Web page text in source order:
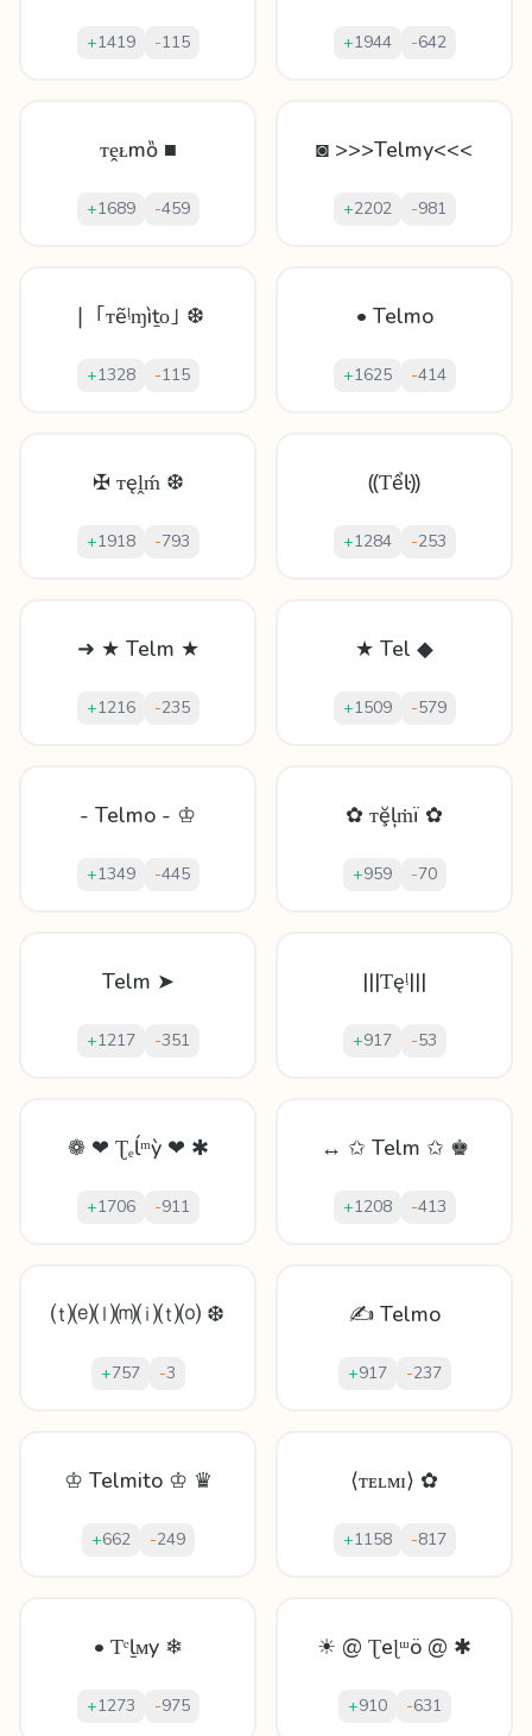
+1419 -115 +1944 -642
ᴛḙᴌmȍ ■
+1689 -459
◙ >>>Telmy<<<
+2202 -981
❘ ｢ᴛẽᶪɱìṯᴏ｣ ❆
+1328 -115
• Telmo
+1625 -414
✠ ᴛęḽḿ ❆
+1918 -793
⸨Ƭểŀ⸩
+1284 -253
➜ ★ Telm ★
+1216 -235
★ Tel ◆
+1509 -579
- Telmo - ♔
+1349 -445
✿ ᴛḝļṁï ✿
+959 -70
Telm ➤
+1217 -351
|||Ƭęᶪ|||
+917 -53
❁ ❤ Ʈₑĺᵐỳ ❤ ✱
+1706 -911
↔ ✩ Telm ✩ ♚
+1208 -413
⒯⒠⒧⒨⒤⒯⒪ ❆
+757 -3
✍ Telmo
+917 -237
♔ Telmito ♔ ♛
+662 -249
⟨ᴛᴇʟᴍɪ⟩ ✿
+1158 -817
• Ƭᵉḻᴍy ❄
+1273 -975
☀ @ Ʈеɭᵚö @ ✱
+910 -631